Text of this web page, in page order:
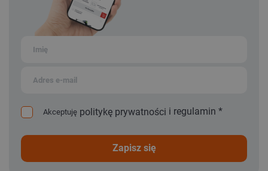
Akceptuję politykę prywatności i regulamin *
zapisz się